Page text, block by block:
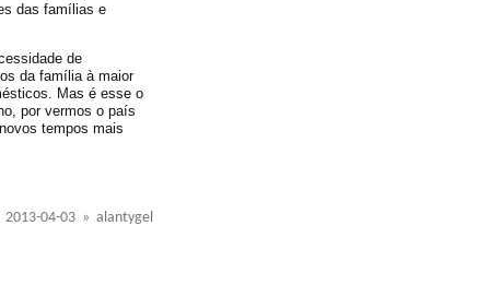
das famílias e
de
da família à maior
Mas é esse o
por vermos o país
tempos mais
2013-04-03 » alantygel